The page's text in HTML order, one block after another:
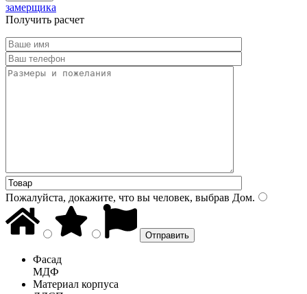
замерщика
Получить расчет
Пожалуйста, докажите, что вы человек, выбрав Дом.
Фасад
МДФ
Материал корпуса